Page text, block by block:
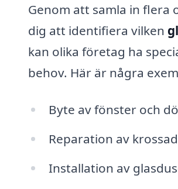
Genom att samla in flera
dig att identifiera vilken
kan olika företag ha
behov. Här är några
Byte av fönster och
Reparation av
Installation av